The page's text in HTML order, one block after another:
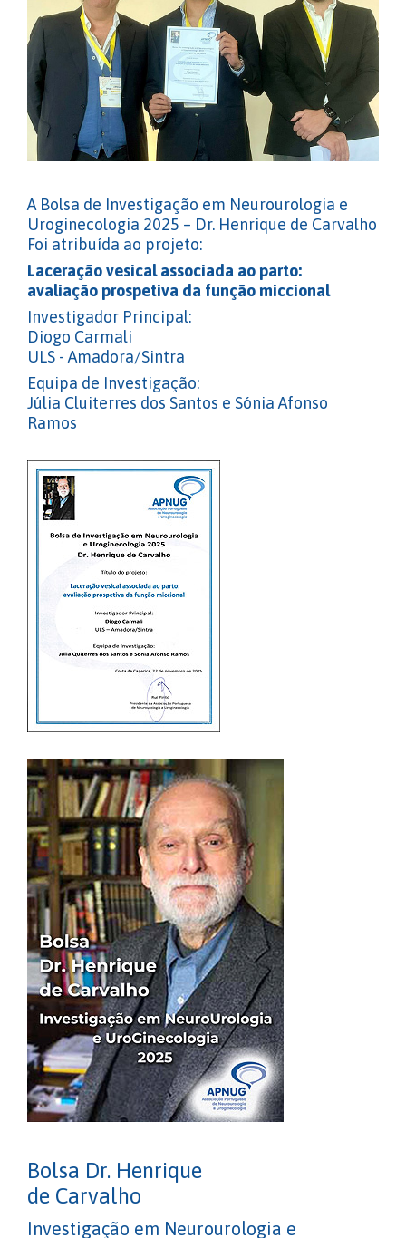
A Bolsa de Investigação em Neurourologia e
Uroginecologia 2025 – Dr. Henrique de Carvalho
Foi atribuída ao projeto:
Laceração vesical associada ao parto:
avaliação prospetiva da função miccional
Investigador Principal:
Diogo Carmali
ULS - Amadora/Sintra
Equipa de Investigação:
Júlia Cluiterres dos Santos e Sónia Afonso
Ramos
Bolsa Dr. Henrique
de Carvalho
Investigação em Neurourologia e